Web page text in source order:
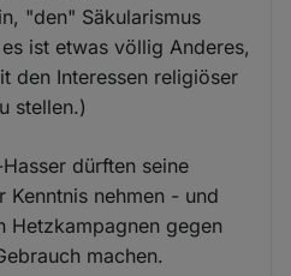
"den" Säkularismus
ist etwas völlig Anderes,
den Interessen religiöser
stellen.)
dürften seine
Kenntnis nehmen - und
Hetzkampagnen gegen
machen.